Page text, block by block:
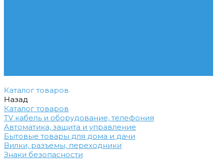
Каталог товаров
Назад
Каталог товаров
TV кабель и оборудование, телефония
Автоматика, защита и управление
Бытовые товары для дома и дачи
Вилки, разъемы, переходники
Знаки безопасности